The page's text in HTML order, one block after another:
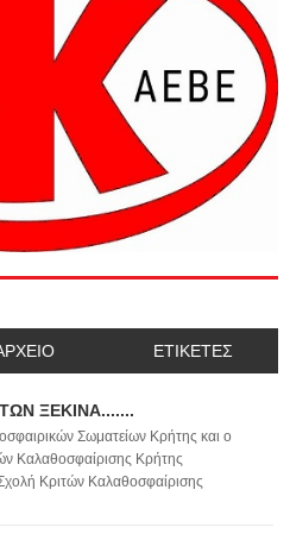
ΕΤΙΚΕΤΕΣ
ΞΕΚΙΝΑ.......
Σωματείων Κρήτης και ο
Καλαθοσφαίρισης Κρήτης
Κριτών Καλαθοσφαίρισης